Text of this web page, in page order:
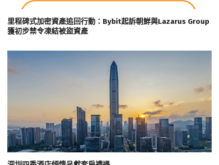
里程碑式加密資產追回行動：Bybit起訴朝鮮與Lazarus Group
獲初步禁令凍結被盜資產